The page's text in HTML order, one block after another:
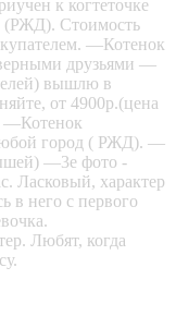
к когтеточке
(РЖД). Стоимость
—Котенок
друзьями —
вышлю в
от 4900р.(цена
—Котенок
город ( РЖД). —
—3е фото -
Ласковый, характер
в него с первого
Любят, когда